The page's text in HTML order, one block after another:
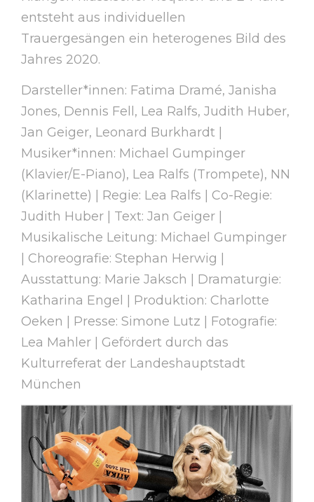
entsteht aus individuellen
Trauergesängen ein heterogenes Bild des
Jahres 2020.
Darsteller*innen: Fatima Dramé, Janisha
Jones, Dennis Fell, Lea Ralfs, Judith Huber,
Jan Geiger, Leonard Burkhardt |
Musiker*innen: Michael Gumpinger
(Klavier/E-Piano), Lea Ralfs (Trompete), NN
(Klarinette) | Regie: Lea Ralfs | Co-Regie:
Judith Huber | Text: Jan Geiger |
Musikalische Leitung: Michael Gumpinger
| Choreografie: Stephan Herwig |
Ausstattung: Marie Jaksch | Dramaturgie:
Katharina Engel | Produktion: Charlotte
Oeken | Presse: Simone Lutz | Fotografie:
Lea Mahler | Gefördert durch das
Kulturreferat der Landeshauptstadt
München